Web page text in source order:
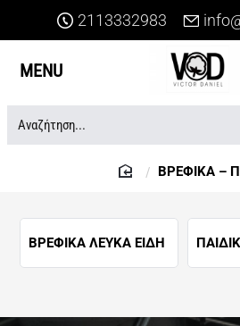
2113332983
Αναζήτηση...
ΒΡΕΦΙΚΑ –
ΒΡΕΦΙΚΑ ΛΕΥΚΑ ΕΙΔΗ